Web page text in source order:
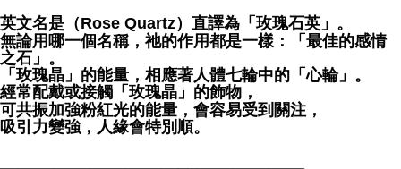
英文名是（Rose Quartz）直譯為「玫瑰石英」。
無論用哪一個名稱，祂的作用都是一樣：「最佳的感情
之石」。
「玫瑰晶」的能量，相應著人體七輪中的「心輪」。
經常配戴或接觸「玫瑰晶」的飾物，
可共振加強粉紅光的能量，會容易受到關注，
吸引力變強，人緣會特別順。